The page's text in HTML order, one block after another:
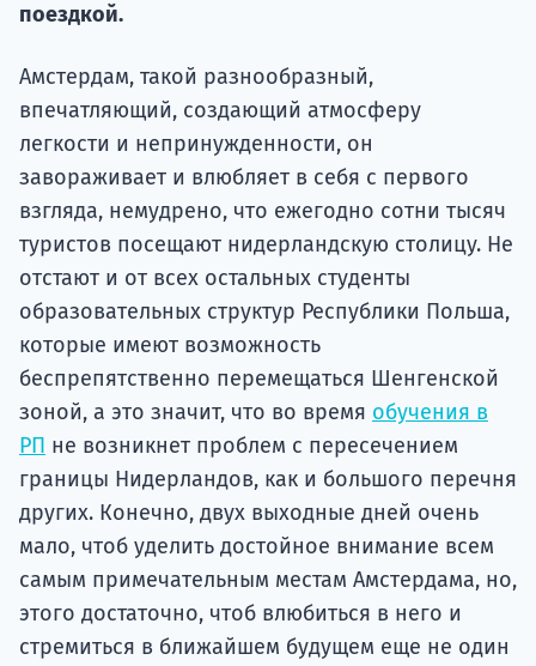
поездкой.
Амстердам, такой разнообразный,
впечатляющий, создающий атмосферу
легкости и непринужденности, он
завораживает и влюбляет в себя с первого
взгляда, немудрено, что ежегодно сотни тысяч
туристов посещают нидерландскую столицу. Не
отстают и от всех остальных студенты
образовательных структур Республики Польша,
которые имеют возможность
беспрепятственно перемещаться Шенгенской
зоной, а это значит, что во время обучения в
РП не возникнет проблем с пересечением
границы Нидерландов, как и большого перечня
других. Конечно, двух выходные дней очень
мало, чтоб уделить достойное внимание всем
самым примечательным местам Амстердама, но,
этого достаточно, чтоб влюбиться в него и
стремиться в ближайшем будущем еще не один